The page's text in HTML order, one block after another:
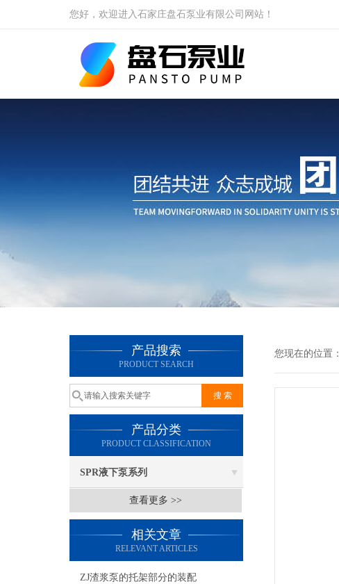
您好，欢迎进入石家庄盘石泵业有限公司网站！
产品搜索
PRODUCT SEARCH
产品分类
PRODUCT CLASSIFICATION
SPR液下泵系列
查看更多 >>
相关文章
RELEVANT ARTICLES
ZJ渣浆泵的托架部分的装配
您现在的位置：